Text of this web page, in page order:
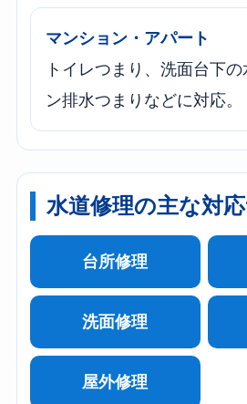
マンション・アパート
トイレつまり、洗面台下
ン排水つまりなどに対応。
水道修理の主な対
台所修理
洗面修理
屋外修理